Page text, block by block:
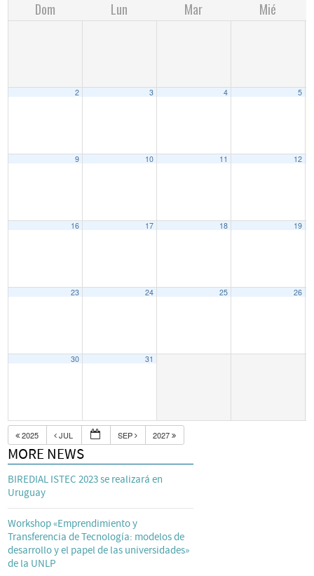
Dom Lun Mar Mié
2 3 4 5
9 10 11 12
16 17 18 19
23 24 25 26
30 31
2025 JUL SEP 2027
MORE NEWS
BIREDIAL ISTEC 2023 se realizará en
Uruguay
Workshop «Emprendimiento y
Transferencia de Tecnología: modelos de
desarrollo y el papel de las universidades»
de la UNLP